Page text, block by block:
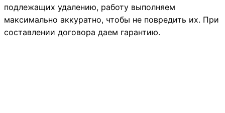
подлежащих удалению, работу выполняем
максимально аккуратно, чтобы не повредить их. При
составлении договора даем гарантию.